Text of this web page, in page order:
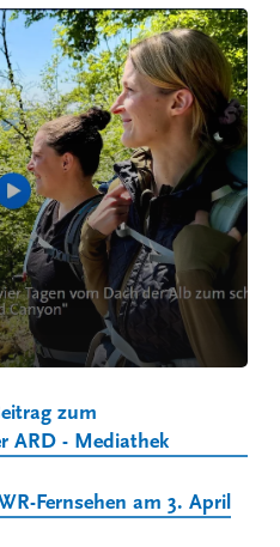
zum
ARD - Mediathek
Fernsehen am 3. April